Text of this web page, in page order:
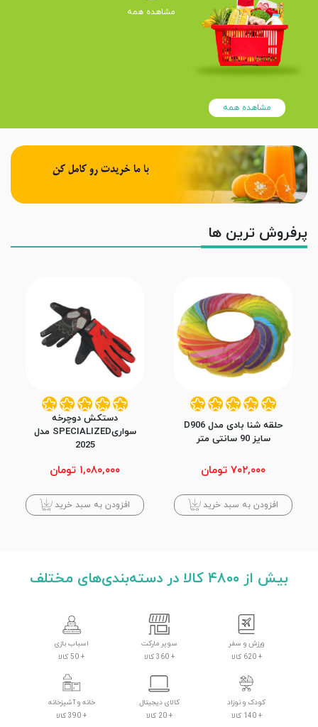
مشاهده همه
مشاهده همه
پرفروش ترین ها
حلقه شنا بادی مدل D906
سایز 90 سانتی متر
۷۰۲,۰۰۰ تومان
افزودن به سبد خرید
دستکش دوچرخه
سواریSPECIALIZED مدل
2025
۱,۰۸۰,۰۰۰ تومان
افزودن به سبد خرید
بیش از ۴۸۰۰ کالا در دسته‌بندی‌های مختلف
ورزش و سفر
+ 620 کالا
سوپر مارکت
+ 360 کالا
اسباب بازی
+ 50 کالا
کودک و نوزاد
+ 140 کالا
کالای دیجیتال
+ 20 کالا
خانه و آشپزخانه
+ 390 کالا